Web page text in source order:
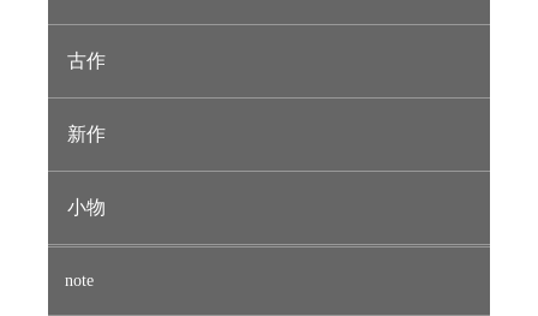
古作
新作
小物
note